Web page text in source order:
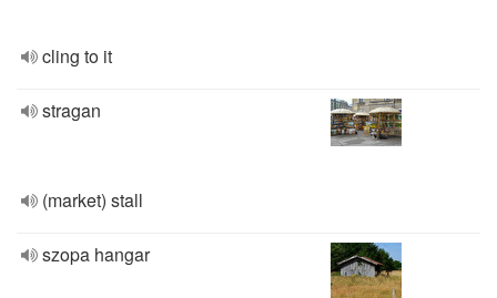
cling to it
stragan
(market) stall
szopa hangar